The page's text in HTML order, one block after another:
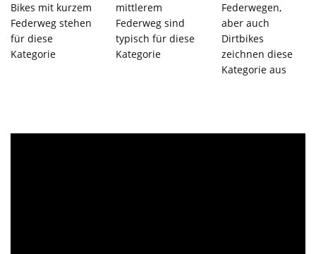
Bikes mit kurzem
Federweg stehen
für diese
Kategorie
mittlerem
Federweg sind
typisch für diese
Kategorie
Federwegen,
aber auch
Dirtbikes
zeichnen diese
Kategorie aus